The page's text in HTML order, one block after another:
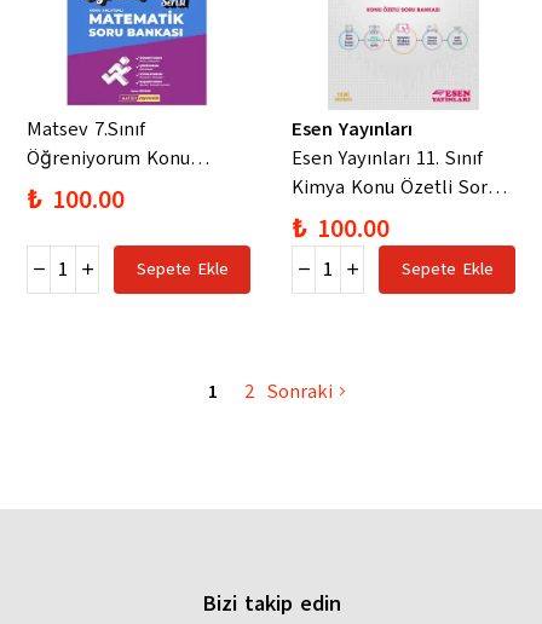
Matsev 7.Sınıf
Öğreniyorum Konu
Anlatımlı Matematik Soru
Bankası
₺ 100.00
Sepete Ekle
Esen Yayınları
Esen Yayınları 11. Sınıf
Kimya Konu Özetli Soru
Bankası
₺ 100.00
Sepete Ekle
1 2 Sonraki
Bizi takip edin